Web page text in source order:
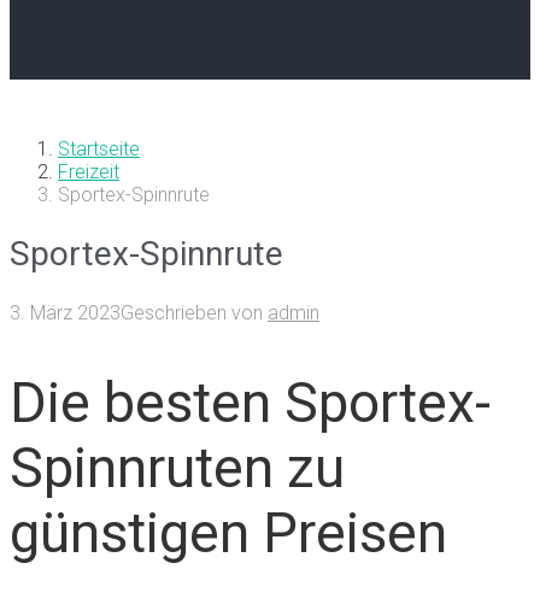
Startseite
Freizeit
Sportex-Spinnrute
Sportex-Spinnrute
3. März 2023Geschrieben von admin
Die besten Sportex-
Spinnruten zu
günstigen Preisen